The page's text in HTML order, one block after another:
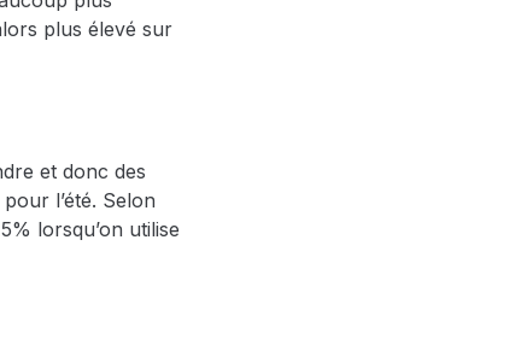
plus élevé sur
et donc des
l’été. Selon
lorsqu’on utilise